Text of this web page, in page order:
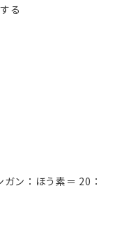
ン：ほう素＝ 20：
る